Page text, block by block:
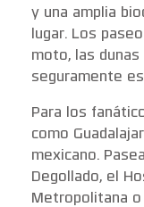
y una amplia
lugar. Los
moto, las dunas
seguramente
Para los
como
mexicano.
Degollado, el
Metropolitana o